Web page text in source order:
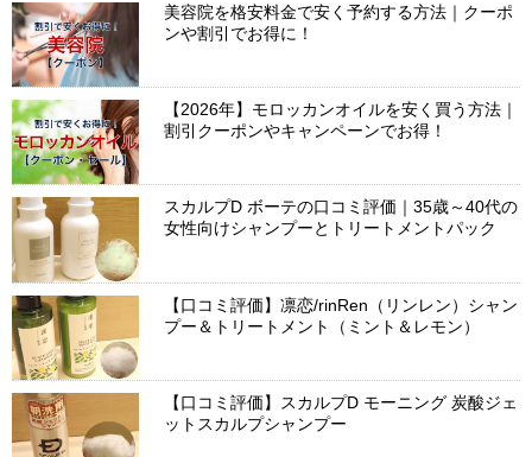
美容院を格安料金で安く予約する方法｜クーポ
ンや割引でお得に！
【2026年】モロッカンオイルを安く買う方法｜
割引クーポンやキャンペーンでお得！
スカルプD ボーテの口コミ評価｜35歳～40代の
女性向けシャンプーとトリートメントパック
【口コミ評価】凛恋/rinRen（リンレン）シャン
プー＆トリートメント（ミント＆レモン）
【口コミ評価】スカルプD モーニング 炭酸ジェ
ットスカルプシャンプー